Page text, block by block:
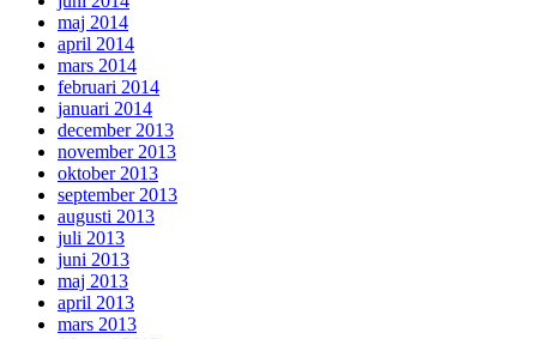
maj 2014
april 2014
mars 2014
februari 2014
januari 2014
december 2013
november 2013
oktober 2013
september 2013
augusti 2013
juli 2013
juni 2013
maj 2013
april 2013
mars 2013